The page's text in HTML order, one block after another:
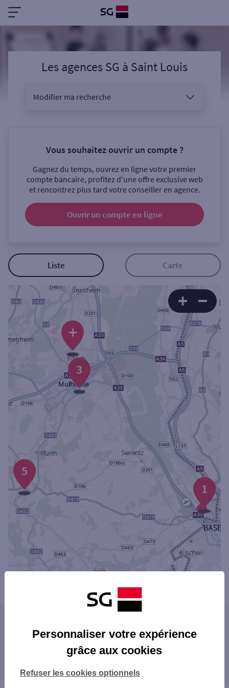
Les agences SG à Saint Louis
Modifier ma recherche
Sélectionnez votre recherche
Ouverte le samedi
Coffre-fort
Autour de moi
Ville / Code postal
Rue
Rechercher
Vous souhaitez ouvrir un compte ?
Gagnez du temps, ouvrez en ligne votre premier
compte bancaire, profitez d'une offre exclusive web
et rencontrez plus tard votre conseiller en agence.
Ouvrir un compte en ligne
Liste Carte
+
5
3
1
RIXHEIM
Les agences SG dans les départements
67 BAS-RHIN
Personnaliser votre expérience
grâce aux cookies
Refuser les cookies optionnels